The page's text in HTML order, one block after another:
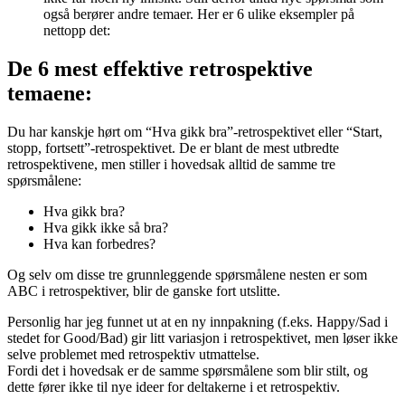
også berører andre temaer. Her er 6 ulike eksempler på
nettopp det:
De 6 mest effektive retrospektive
temaene:
Du har kanskje hørt om “Hva gikk bra”-retrospektivet eller “Start,
stopp, fortsett”-retrospektivet. De er blant de mest utbredte
retrospektivene, men stiller i hovedsak alltid de samme tre
spørsmålene:
Hva gikk bra?
Hva gikk ikke så bra?
Hva kan forbedres?
Og selv om disse tre grunnleggende spørsmålene nesten er som
ABC i retrospektiver, blir de ganske fort utslitte.
Personlig har jeg funnet ut at en ny innpakning (f.eks. Happy/Sad i
stedet for Good/Bad) gir litt variasjon i retrospektivet, men løser ikke
selve problemet med retrospektiv utmattelse.
Fordi det i hovedsak er de samme spørsmålene som blir stilt, og
dette fører ikke til nye ideer for deltakerne i et retrospektiv.